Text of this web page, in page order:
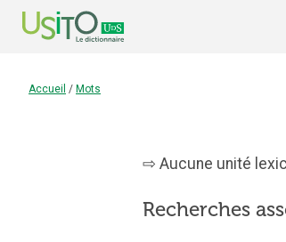
Accueil / Mots
Aucune unité
Recherches